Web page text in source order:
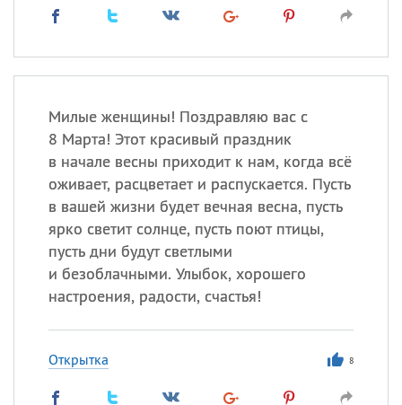
Милые женщины! Поздравляю вас с
8 Марта! Этот красивый праздник
в начале весны приходит к нам, когда всё
оживает, расцветает и распускается. Пусть
в вашей жизни будет вечная весна, пусть
ярко светит солнце, пусть поют птицы,
пусть дни будут светлыми
и безоблачными. Улыбок, хорошего
настроения, радости, счастья!
Открытка 8